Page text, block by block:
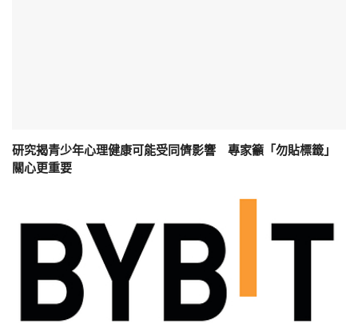
研究揭青少年心理健康可能受同儕影響 專家籲「勿貼標籤」
關心更重要